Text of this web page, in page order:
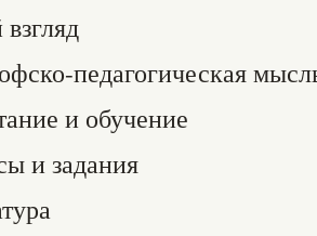
педагогическая
и обучение
и задания